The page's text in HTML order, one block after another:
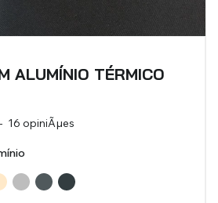
ALUMÍNIO TÉRMICO
- 16 opiniÃµes